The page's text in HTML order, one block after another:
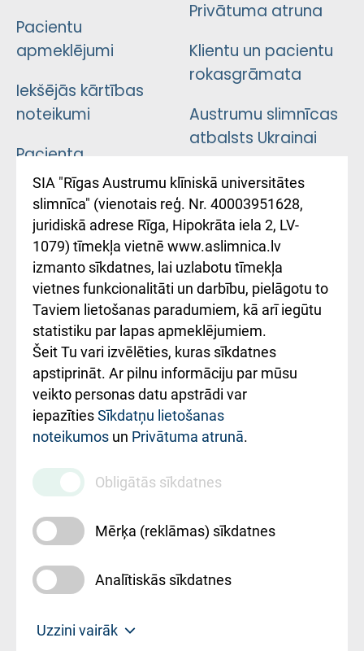
Pacientu
apmeklējumi
Iekšējās kārtības
noteikumi
Pacienta
atsauksmju/sūdzību
iesniegšanas
kārtība
Kā pie mums nokļūt
Rēķinu apmaksas
ceļvedis
Rekvizīti un
ārstniecības
iestādes kods
010000234
Maksas
pakalpojumu
cenrādis
Privātuma atruna
Klientu un pacientu
rokasgrāmata
Austrumu slimnīcas
atbalsts Ukrainai
Підтримка Східної
лікарні та співпраця з
Україною
SIA "Rīgas Austrumu klīniskā universitātes
slimnīca" (vienotais reģ. Nr. 40003951628,
juridiskā adrese Rīga, Hipokrāta iela 2, LV-
1079) tīmekļa vietnē www.aslimnica.lv
izmanto sīkdatnes, lai uzlabotu tīmekļa
vietnes funkcionalitāti un darbību, pielāgotu to
Taviem lietošanas paradumiem, kā arī iegūtu
statistiku par lapas apmeklējumiem.
Šeit Tu vari izvēlēties, kuras sīkdatnes
apstiprināt. Ar pilnu informāciju par mūsu
veikto personas datu apstrādi var
iepazītiesSīkdatņu lietošanas
noteikumos un Privātuma atrunā.
Obligātās sīkdatnes
Mērķa (reklāmas) sīkdatnes
Analītiskās sīkdatnes
Uzzini vairāk